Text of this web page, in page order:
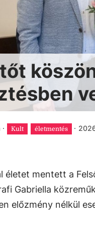
· Kult életmentés ·
életet mentett a
Gabriella
előzmény nélkül